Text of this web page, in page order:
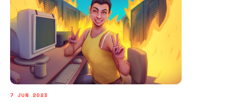
7 JUN 2023